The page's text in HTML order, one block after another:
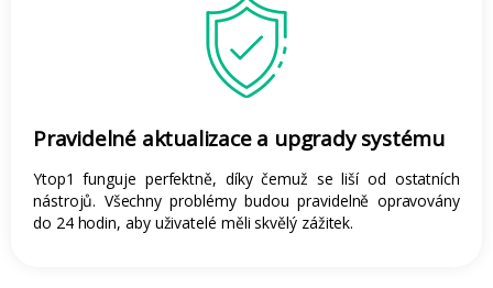
Pravidelné aktualizace a upgrady systému
Ytop1 funguje perfektně, díky čemuž se liší od ostatních
nástrojů. Všechny problémy budou pravidelně opravovány
do 24 hodin, aby uživatelé měli skvělý zážitek.